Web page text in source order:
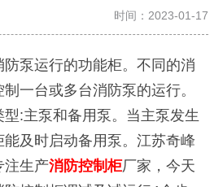
时间：2023-01-17
泵运行的功能柜。不同的消
一台或多台消防泵的运行。
:主泵和备用泵。当主泵发生
及时启动备用泵。江苏奇峰
注生产消防控制柜厂家，今天